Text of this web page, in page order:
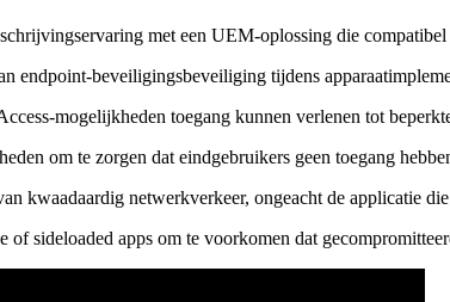
met een UEM-oplossing die
endpoint-beveiligingsbeveiliging tijdens
mogelijkheden toegang kunnen verlenen tot
om te zorgen dat eindgebruikers geen toegang
kwaadaardig netwerkverkeer, ongeacht de applicatie
of sideloaded apps om te voorkomen dat